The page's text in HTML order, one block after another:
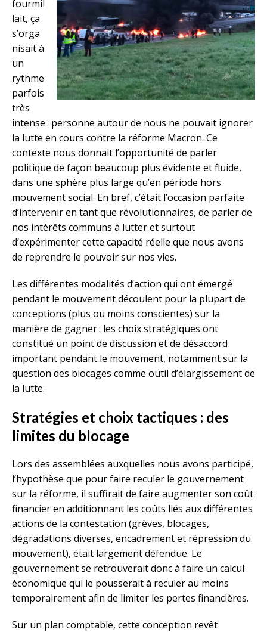
fourmil
lait, ça
s’orga
nisait à
un
rythme
parfois
très
intense : personne autour de nous ne pouvait ignorer
la lutte en cours contre la réforme Macron. Ce
contexte nous donnait l’opportunité de parler
politique de façon beaucoup plus évidente et fluide,
dans une sphère plus large qu’en période hors
mouvement social. En bref, c’était l’occasion parfaite
d’intervenir en tant que révolutionnaires, de parler de
nos intérêts communs à lutter et surtout
d’expérimenter cette capacité réelle que nous avons
de reprendre le pouvoir sur nos vies.
Les différentes modalités d’action qui ont émergé
pendant le mouvement découlent pour la plupart de
conceptions (plus ou moins conscientes) sur la
manière de gagner : les choix stratégiques ont
constitué un point de discussion et de désaccord
important pendant le mouvement, notamment sur la
question des blocages comme outil ­d’élargissement de
la lutte.
Stratégies et choix tactiques : des
limites du blocage
Lors des assemblées auxquelles nous avons participé,
l’hypothèse que pour faire reculer le gouvernement
sur la réforme, il suffirait de faire augmenter son coût
financier en additionnant les coûts liés aux différentes
actions de la contestation (grèves, blocages,
dégradations diverses, encadrement et répression du
mouvement), était largement défendue. Le
gouvernement se retrouverait donc à faire un calcul
économique qui le pousserait à reculer au moins
temporairement afin de limiter les pertes financières.
Sur un plan comptable, cette conception revêt